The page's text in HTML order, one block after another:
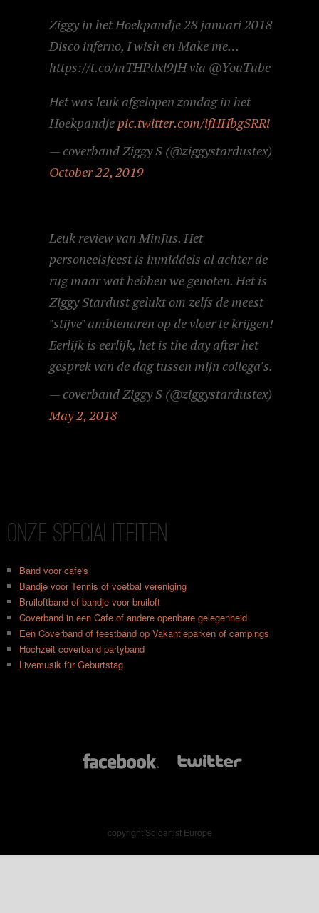
Ziggy in het Hoekpandje 28 januari 2018
Disco inferno, I wish en Make me…
https://t.co/mTHPdxl9fH via @YouTube
Het was leuk afgelopen zondag in het
Hoekpandje pic.twitter.com/ifHHbgSRRi
— coverband Ziggy S (@ziggystardustex)
October 22, 2019
Leuk review van MinJus. Het
personeelsfeest is inmiddels al achter de
rug maar wat hebben we genoten. Het is
Ziggy Stardust gelukt om zelfs de meest
"stijve" ambtenaren op de vloer te krijgen!
Eerlijk is eerlijk, het is the day after het
gesprek van de dag tussen mijn collega's.
— coverband Ziggy S (@ziggystardustex)
May 2, 2018
onze specialiteiten
Band voor cafe's
Bandje voor Tennis of voetbal vereniging
Bruiloftband of bandje voor bruiloft
Coverband in een Cafe of andere openbare gelegenheid
Een Coverband of feestband op Vakantieparken of campings
Hochzeit coverband partyband
Livemusik für Geburtstag
copyright Soloartist Europe